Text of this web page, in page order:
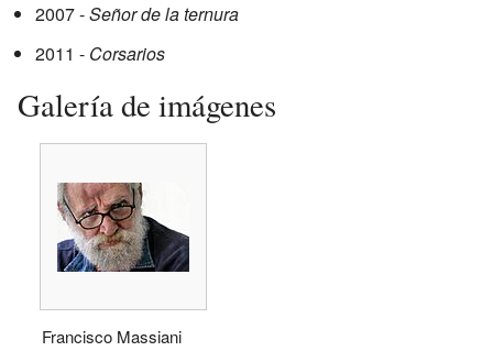
2007 -Señor de la ternura
2011 - Corsarios
Galería de imágenes
Francisco Massiani